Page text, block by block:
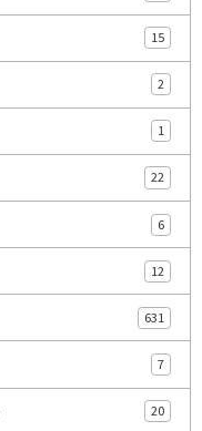
15
2
1
22
6
12
631
7
20